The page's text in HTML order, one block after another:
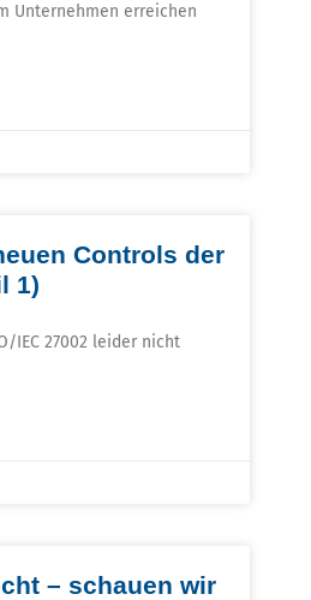
Unternehmen erreichen
Controls der
1)
IEC 27002 leider nicht
– schauen wir